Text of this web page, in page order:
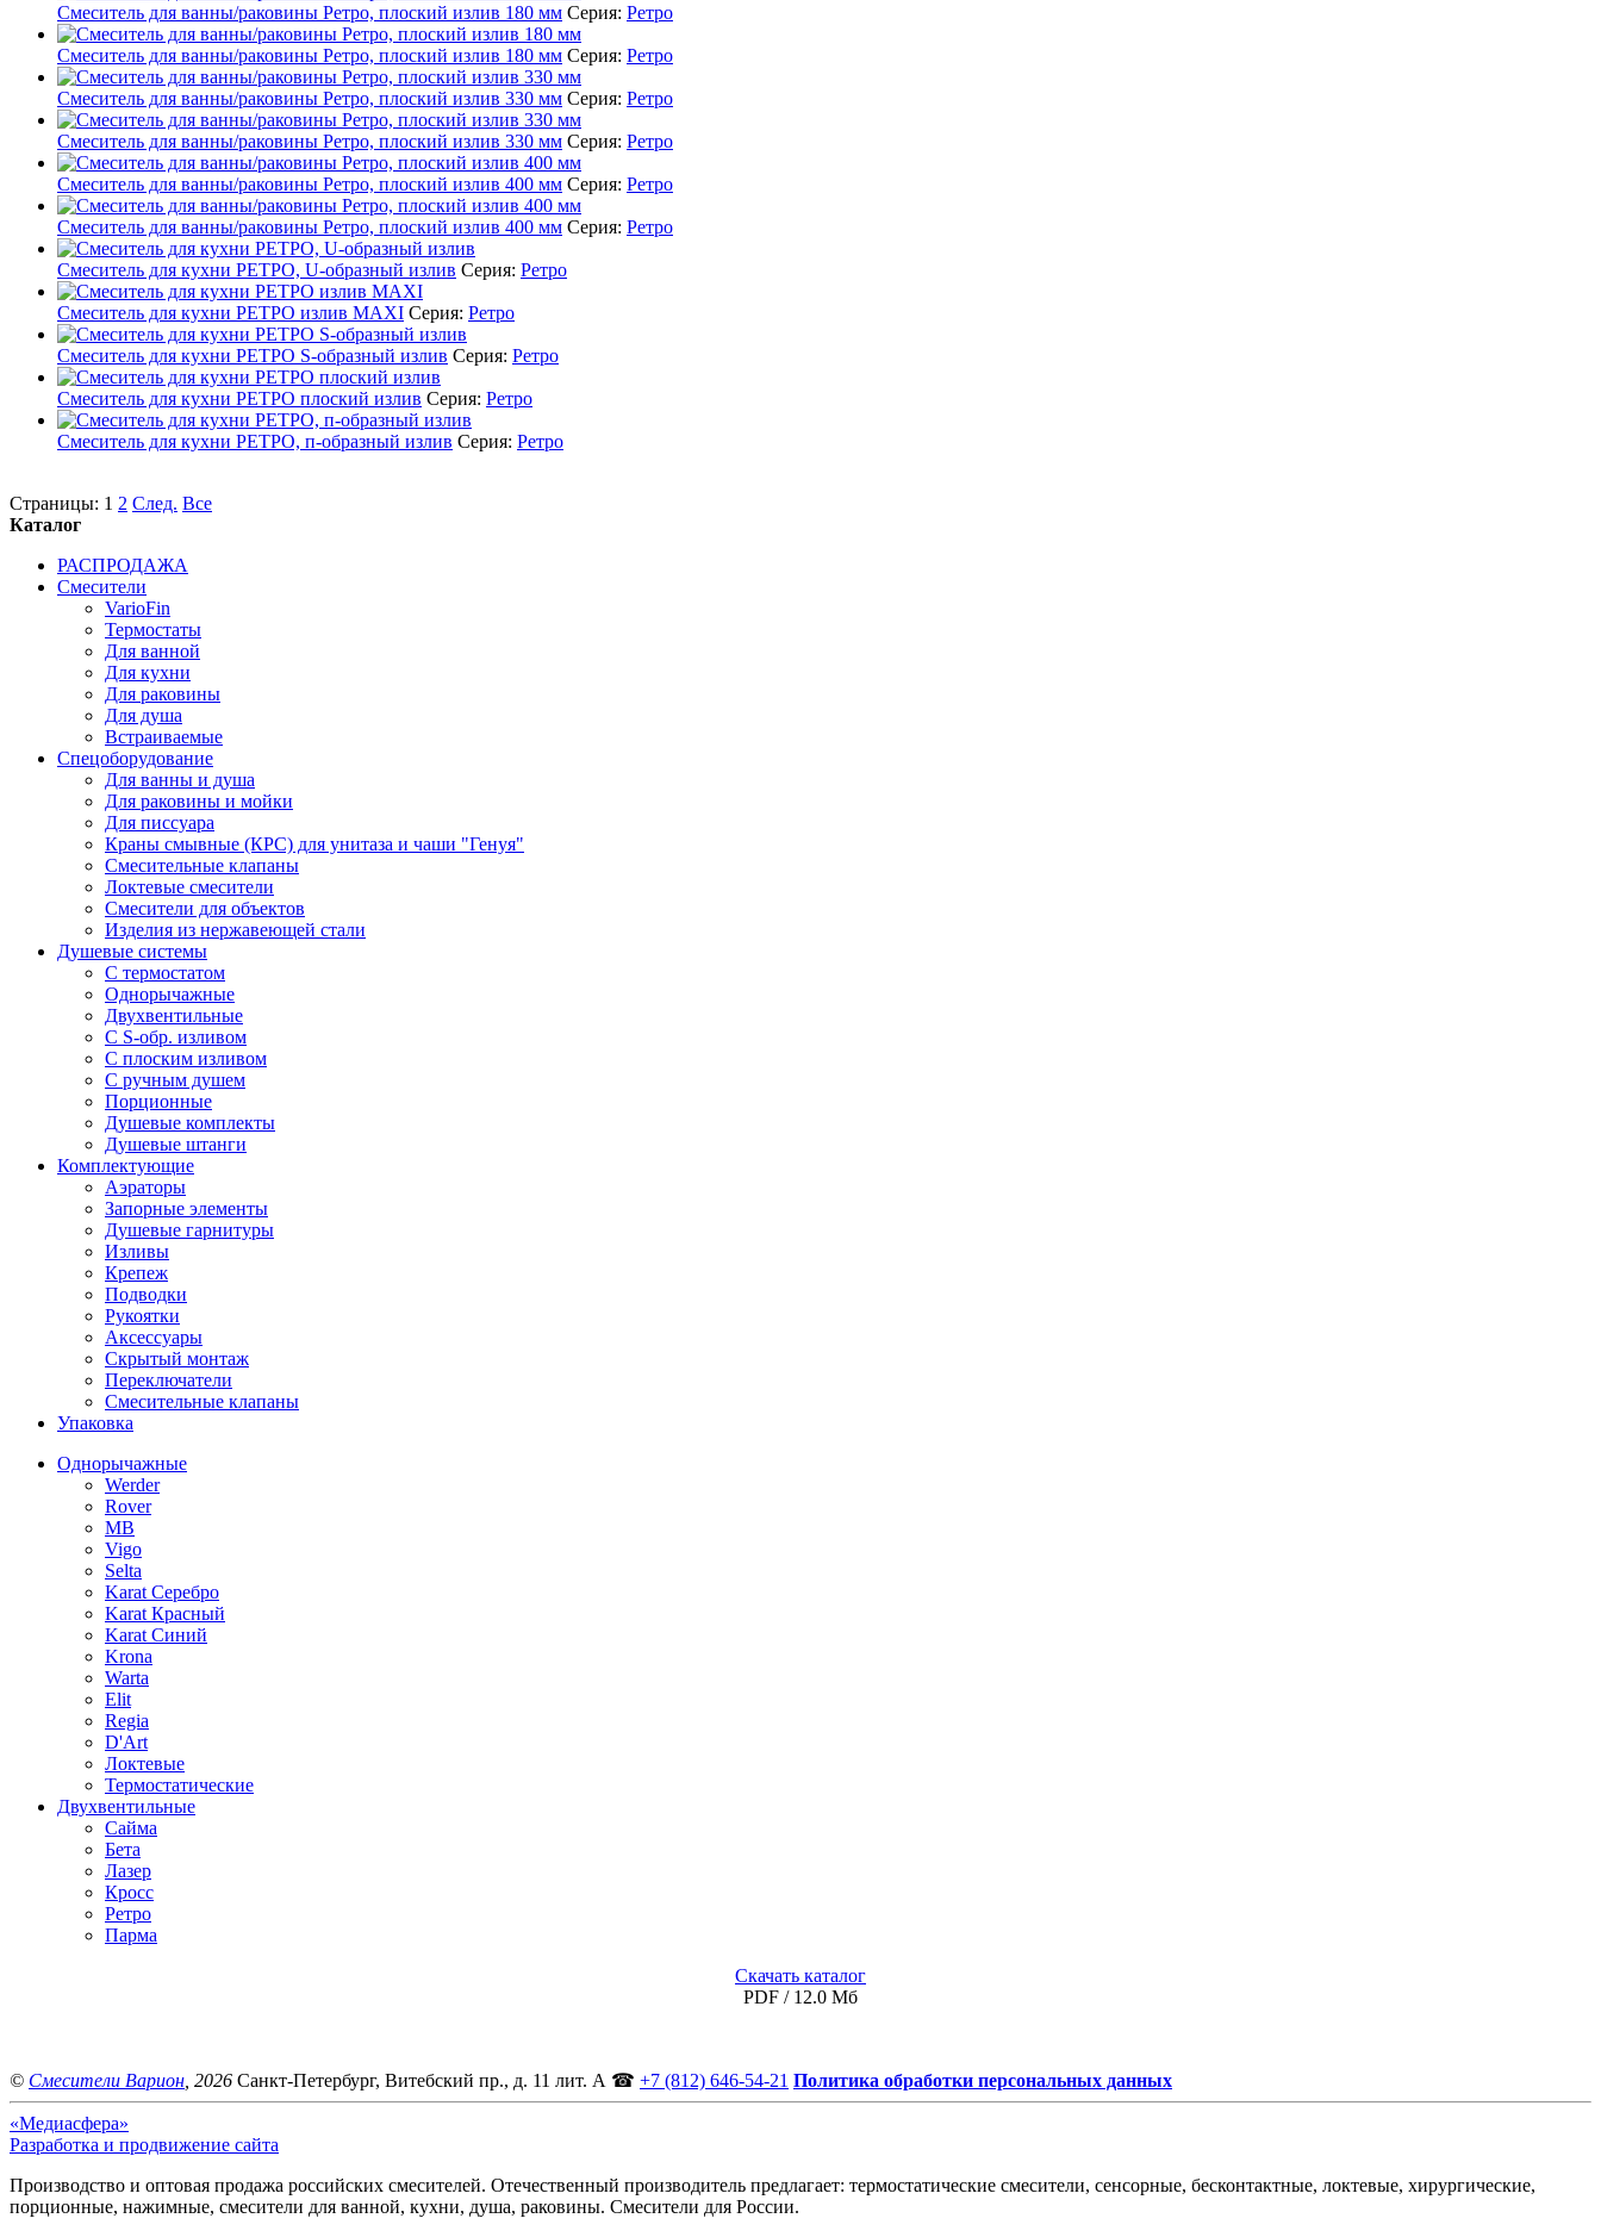
Смеситель для ванны/раковины Ретро, плоский излив 180 мм Серия: Ретро
Смеситель для ванны/раковины Ретро, плоский излив 180 мм Серия: Ретро
Смеситель для ванны/раковины Ретро, плоский излив 330 мм Серия: Ретро
Смеситель для ванны/раковины Ретро, плоский излив 330 мм Серия: Ретро
Смеситель для ванны/раковины Ретро, плоский излив 400 мм Серия: Ретро
Смеситель для ванны/раковины Ретро, плоский излив 400 мм Серия: Ретро
Смеситель для кухни РЕТРО, U-образный излив Серия: Ретро
Смеситель для кухни РЕТРО излив MAXI Серия: Ретро
Смеситель для кухни РЕТРО S-образный излив Серия: Ретро
Смеситель для кухни РЕТРО плоский излив Серия: Ретро
Смеситель для кухни РЕТРО, п-образный излив Серия: Ретро
Страницы: 1 2 След. Все
Каталог
РАСПРОДАЖА
Смесители
VarioFin
Термостаты
Для ванной
Для кухни
Для раковины
Для душа
Встраиваемые
Спецоборудование
Для ванны и душа
Для раковины и мойки
Для писсуара
Краны смывные (КРС) для унитаза и чаши "Генуя"
Смесительные клапаны
Локтевые смесители
Смесители для объектов
Изделия из нержавеющей стали
Душевые системы
С термостатом
Однорычажные
Двухвентильные
С S-обр. изливом
С плоским изливом
С ручным душем
Порционные
Душевые комплекты
Душевые штанги
Комплектующие
Аэраторы
Запорные элементы
Душевые гарнитуры
Изливы
Крепеж
Подводки
Рукоятки
Аксессуары
Скрытый монтаж
Переключатели
Смесительные клапаны
Упаковка
Однорычажные
Werder
Rover
MB
Vigo
Selta
Karat Серебро
Karat Красный
Karat Синий
Krona
Warta
Elit
Regia
D'Art
Локтевые
Термостатические
Двухвентильные
Сайма
Бета
Лазер
Кросс
Ретро
Парма
Скачать каталог
PDF / 12.0 Мб
© Смесители Варион , 2026 Санкт-Петербург, Витебский пр., д. 11 лит. А ☎ +7 (812) 646-54-21 Политика обработки персональных данных
«Медиасфера»
Разработка и продвижение сайта
Производство и оптовая продажа российских смесителей. Отечественный производитель предлагает: термостатические смесители, сенсорные, бесконтактные, локтевые, хирургические,
порционные, нажимные, смесители для ванной, кухни, душа, раковины. Смесители для России.